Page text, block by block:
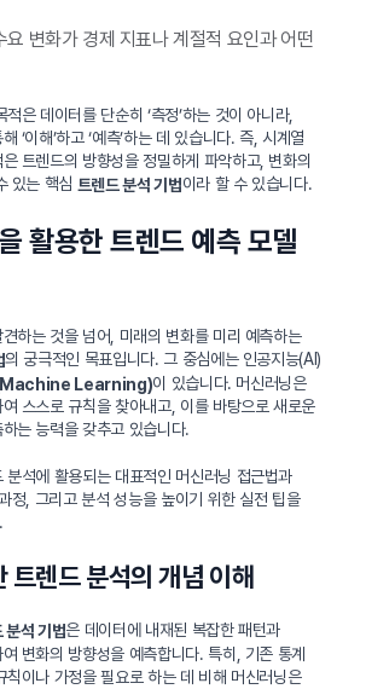
요 변화가 경제 지표나 계절적 요인과 어떤
은 데이터를 단순히 ‘측정’하는 것이 아니라,
‘이해’하고 ‘예측’하는 데 있습니다. 즉, 시계열
트렌드의 방향성을 정밀하게 파악하고, 변화의
있는 핵심 트렌드 분석 기법이라 할 수 있습니다.
활용한 트렌드 예측 모델
하는 것을 넘어, 미래의 변화를 미리 예측하는
의 궁극적인 목표입니다. 그 중심에는 인공지능(AI)
(Machine Learning)이 있습니다. 머신러닝은
스스로 규칙을 찾아내고, 이를 바탕으로 새로운
는 능력을 갖추고 있습니다.
분석에 활용되는 대표적인 머신러닝 접근법과
정, 그리고 분석 성능을 높이기 위한 실전 팁을
트렌드 분석의 개념 이해
분석 기법은 데이터에 내재된 복잡한 패턴과
변화의 방향성을 예측합니다. 특히, 기존 통계
칙이나 가정을 필요로 하는 데 비해 머신러닝은